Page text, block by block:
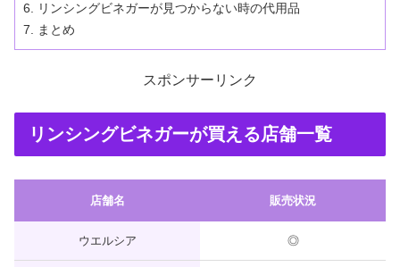
リンシングビネガーが見つからない時の代用品
まとめ
スポンサーリンク
リンシングビネガーが買える店舗一覧
店舗名 販売状況
ウエルシア ◎